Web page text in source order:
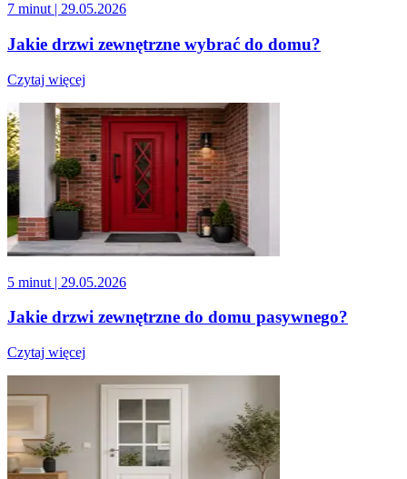
7 minut | 29.05.2026
Jakie drzwi zewnętrzne wybrać do domu?
Czytaj więcej
5 minut | 29.05.2026
Jakie drzwi zewnętrzne do domu pasywnego?
Czytaj więcej